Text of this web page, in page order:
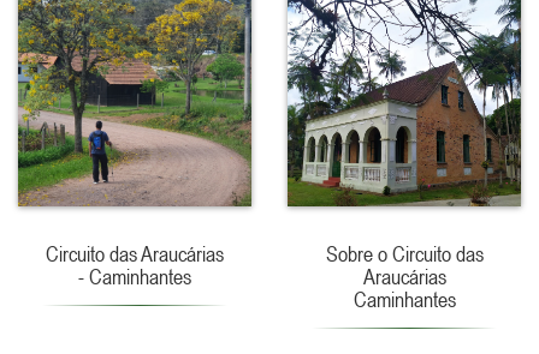
Circuito das Araucárias
- Caminhantes
Sobre o Circuito das
Araucárias
Caminhantes